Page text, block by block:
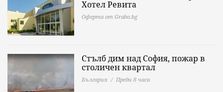
Хотел Ревита
Оферта от Grabo.bg
Стълб дим над София, пожар в
столичен квартал
България Преди 8 часа